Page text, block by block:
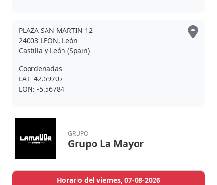
PLAZA SAN MARTIN 12
24003 LEON, León
Castilla y León (Spain)
Coordenadas
LAT: 42.59707
LON: -5.56784
GRUPO
Grupo La Mayor
Horario del viernes, 07-08-2026